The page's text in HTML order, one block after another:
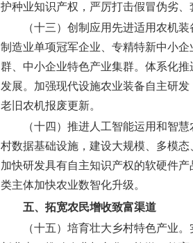
护种业知识产权，严厉打击假冒伪劣
（十三）创制应用先进适用农机装
制造业单项冠军企业、专精特新中小
群、中小企业特色产业集群。体系化
发展。加强现代设施农业装备自主研
老旧农机报废更新。
（十四）推进人工智能运用和智慧
村数据基础设施，建设大规模、多模
加快研发具有自主知识产权的软硬件
类主体加快农业数智化升级。
五、拓宽农民增收致富渠道
（十五）培育壮大乡村特色产业。